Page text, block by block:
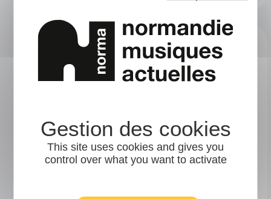
NORMA accueille 3 nouveaux adhérents !
Catégories
Adhérents
Publié le Jeudi 30 avril 2026
adhérents qui ont choisi de rejoindre la
structure pour partager et contribuer à son
projet. Merci de leur enthousiasme...
This site uses cookies and gives you
control over what you want to activate